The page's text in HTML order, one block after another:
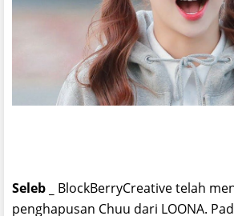
Seleb _ BlockBerryCreative telah
penghapusan Chuu dari LOONA.